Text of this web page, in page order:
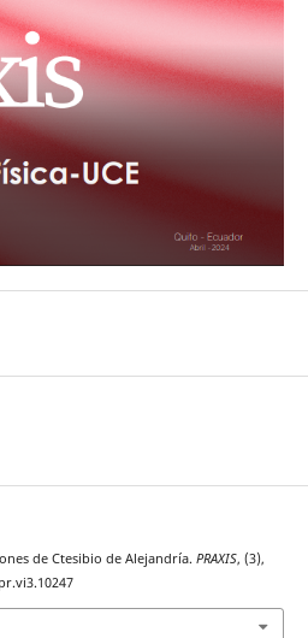
de Ctesibio de Alejandría. PRAXIS, (3),